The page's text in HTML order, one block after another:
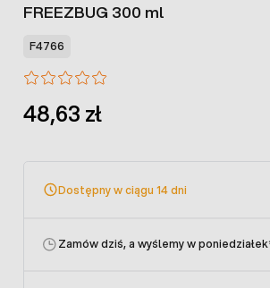
FREEZBUG 300 ml
F4766
48,63 zł
Dostępny w ciągu 14 dni
Zamów dziś, a wyślemy w poniedziałek